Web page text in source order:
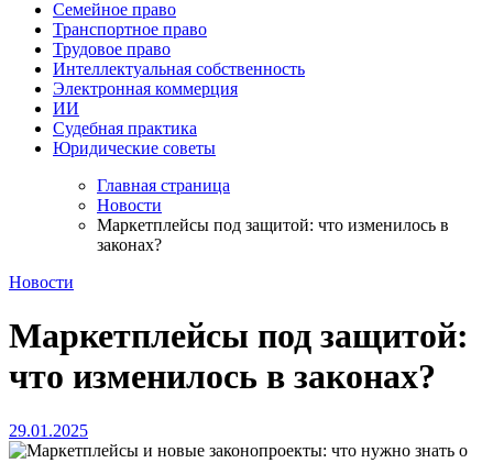
Семейное право
Транспортное право
Трудовое право
Интеллектуальная собственность
Электронная коммерция
ИИ
Судебная практика
Юридические советы
Главная страница
Новости
Маркетплейсы под защитой: что изменилось в
законах?
Новости
Маркетплейсы под защитой:
что изменилось в законах?
29.01.2025